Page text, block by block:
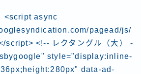
<script async
pagead/js/
script> <!-- レクタングル（大） -
style="display:inline-
data-ad-